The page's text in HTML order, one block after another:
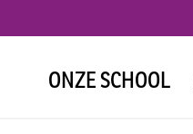
ONZE SCHOOL